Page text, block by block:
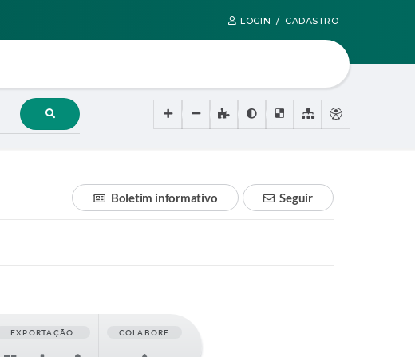
LOGIN / CADASTRO
Seguir
Boletim informativo
EXPORTAÇÃO COLABORE